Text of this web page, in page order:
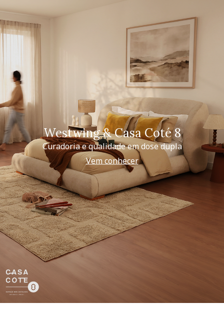
Westwing & Casa Coté 8
Curadoria e qualidade em dose dupla
Vem conhecer